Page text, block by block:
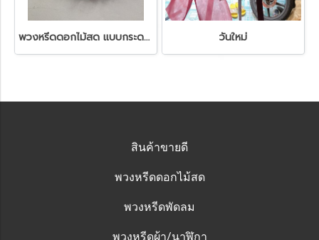
พวงหรีดดอกไม้สด แบบกระดาน วันใหม่
สินค้าขายดี
พวงหรีดดอกไม้สด
พวงหรีดพัดลม
พวงหรีดผ้า/นาฬิกา